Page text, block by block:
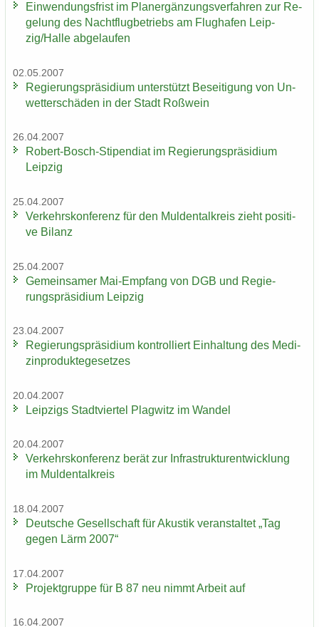
Ein­wen­dungs­frist im Planer­gän­zungs­ver­fah­ren zur Re­
ge­lung des Nacht­flug­be­triebs am Flug­ha­fen Leip­
zig/Halle ab­ge­lau­fen
02.05.2007
Re­gie­rungs­prä­si­di­um un­ter­stützt Be­sei­ti­gung von Un­
wet­ter­schä­den in der Stadt Roß­wein
26.04.2007
Robert-​Bosch-Stipendiat im Re­gie­rungs­prä­si­di­um
Leip­zig
25.04.2007
Ver­kehrs­kon­fe­renz für den Mul­den­tal­kreis zieht po­si­ti­
ve Bi­lanz
25.04.2007
Ge­mein­sa­mer Mai-​Empfang von DGB und Re­gie­
rungs­prä­si­di­um Leip­zig
23.04.2007
Re­gie­rungs­prä­si­di­um kon­trol­liert Ein­hal­tung des Me­di­
zin­pro­duk­te­ge­set­zes
20.04.2007
Leip­zigs Stadt­vier­tel Plag­witz im Wan­del
20.04.2007
Ver­kehrs­kon­fe­renz berät zur In­fra­struk­tur­ent­wick­lung
im Mul­den­tal­kreis
18.04.2007
Deut­sche Ge­sell­schaft für Akus­tik ver­an­stal­tet „Tag
gegen Lärm 2007“
17.04.2007
Pro­jekt­grup­pe für B 87 neu nimmt Ar­beit auf
16.04.2007